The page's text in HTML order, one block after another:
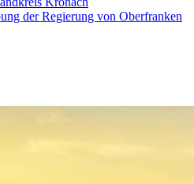
der Regierung von Oberfranken